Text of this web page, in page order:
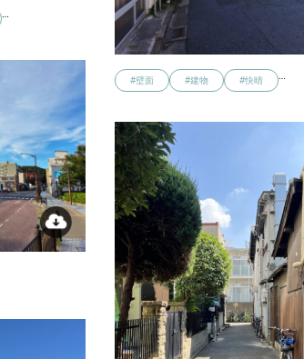
…
#壁面 #建物 #快晴 …